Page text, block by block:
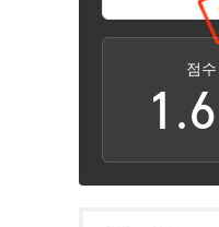
점수
0
1
2
.
5
6
7